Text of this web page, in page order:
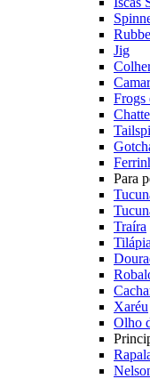
Jig
Frogs
Para
Traíra
Tilápia
Xaréu
Olho